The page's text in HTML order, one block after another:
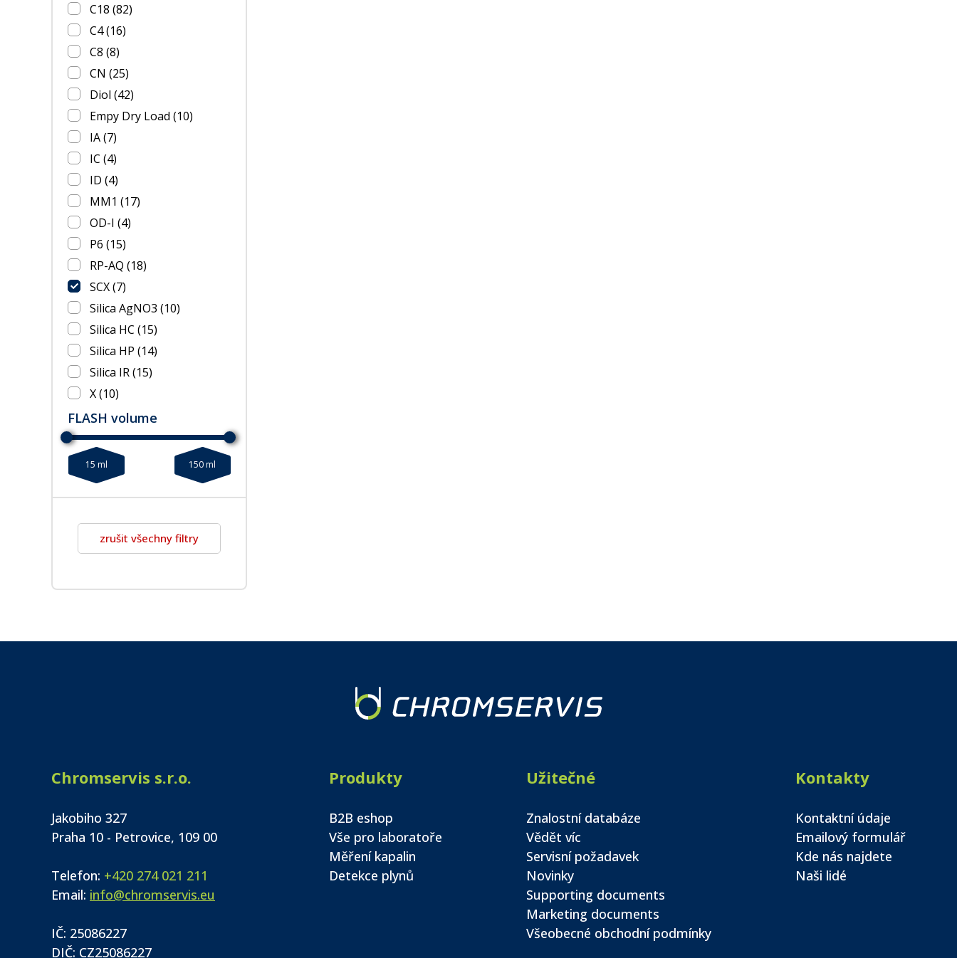
C18 (82)
C4(16)
C8 (8)
CN (25)
Diol (42)
Empy Dry Load (10)
IA(7)
IC (4)
ID (4)
MM1 (17)
OD-I (4)
P6 (15)
RP-AQ (18)
SCX(7)
Silica AgNO3 (10)
Silica HC (15)
Silica HP (14)
Silica IR(15)
X(10)
FLASH volume
15 ml 150 ml
zrušit všechny filtry
Chromservis s.r.o.
Jakobiho 327
Praha 10 - Petrovice, 109 00
Telefon: +420 274 021 211
Email: info@chromservis.eu
IČ: 25086227
DIČ: CZ25086227
Produkty
B2B eshop
Vše pro laboratoře
Měření kapalin
Detekce plynů
Užitečné
Znalostní databáze
Vědět víc
Servisní požadavek
Novinky
Supporting documents
Marketing documents
Všeobecné obchodní podmínky
Kontakty
Kontaktní údaje
Emailový formulář
Kde nás najdete
Naši lidé